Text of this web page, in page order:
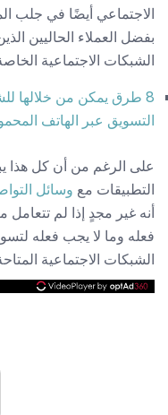
الاجتماعي أيضًا في جلب
بفضل العملاء الحاليين
الشبكات الاجتماعية
8 طرق يمكن من خلالها
التسويق عبر الهاتف
على الرغم من أن كل هذا
التطبيقات مع وسائل
أنه غير مجدٍ إذا لم
فعله وما لا يجب فعله
الشبكات الاجتماعية